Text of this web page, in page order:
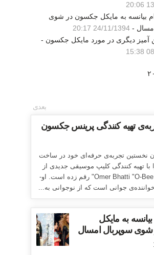
بیانسه به مایکل جکسون در شوی
-
24/11/1394 20:17
آمیز دیگری در مورد مایکل جکسون -
بعدی
تهیه کنندگی پرینس جکسون
نخستین تجربه‌ی حرفه‌ای خود در ساخت
با تهیه کنندگی کلیپ موسیقی جدیدی از
خواننده‌ی رپ Omer Bhatti "O-Bee" رقم زده است. او-
جوانی است که از نوجوانی به...
بیانسه به مایکل
سوپربال امسال